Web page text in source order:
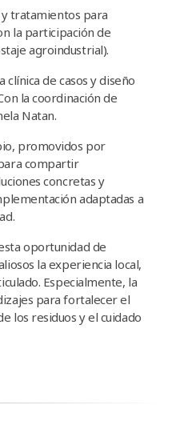
tratamientos para
la participación de
agroindustrial).
de casos y diseño
la coordinación de
Natan.
promovidos por
compartir
concretas y
adaptadas a
oportunidad de
la experiencia local,
Especialmente, la
para fortalecer el
los residuos y el cuidado